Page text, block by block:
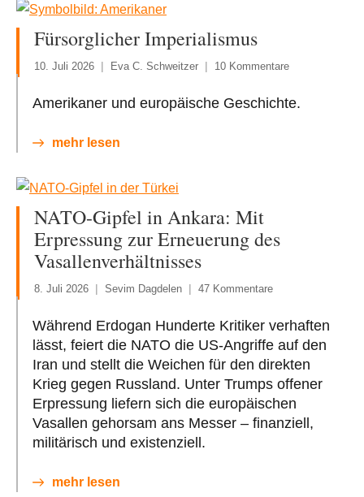
Fürsorglicher Imperialismus
10. Juli 2026 Eva C. Schweitzer 10 Kommentare
Amerikaner und europäische Geschichte.
mehr lesen
NATO-Gipfel in Ankara: Mit
Erpressung zur Erneuerung des
Vasallenverhältnisses
8. Juli 2026 Sevim Dagdelen 47 Kommentare
Während Erdogan Hunderte Kritiker verhaften
lässt, feiert die NATO die US-Angriffe auf den
Iran und stellt die Weichen für den direkten
Krieg gegen Russland. Unter Trumps offener
Erpressung liefern sich die europäischen
Vasallen gehorsam ans Messer – finanziell,
militärisch und existenziell.
mehr lesen